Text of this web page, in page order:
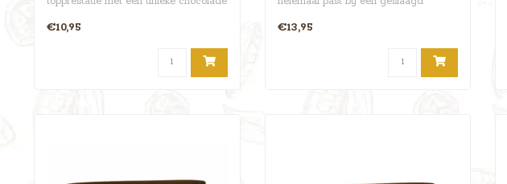
€10,95 €13,95